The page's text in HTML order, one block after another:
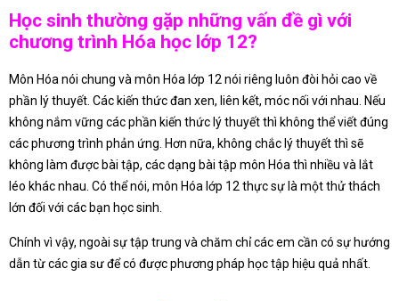
Học sinh thường gặp những vấn đề gì với
chương trình Hóa học lớp 12?
Môn Hóa nói chung và môn Hóa lớp 12 nói riêng luôn đòi hỏi cao về
phần lý thuyết. Các kiến thức đan xen, liên kết, móc nối với nhau. Nếu
không nắm vững các phần kiến thức lý thuyết thì không thể viết đúng
các phương trình phản ứng. Hơn nữa, không chắc lý thuyết thì sẽ
không làm được bài tập, các dạng bài tập môn Hóa thì nhiều và lắt
léo khác nhau. Có thể nói, môn Hóa lớp 12 thực sự là một thử thách
lớn đối với các bạn học sinh.
Chính vì vậy, ngoài sự tập trung và chăm chỉ các em cần có sự hướng
dẫn từ các gia sư để có được phương pháp học tập hiệu quả nhất.